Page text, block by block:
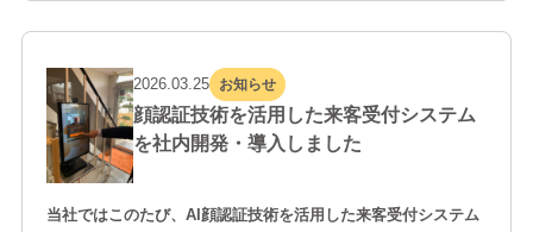
2026.03.25 お知らせ
顔認証技術を活用した来客受付システム
を社内開発・導入しました
当社ではこのたび、AI顔認証技術を活用した来客受付システム